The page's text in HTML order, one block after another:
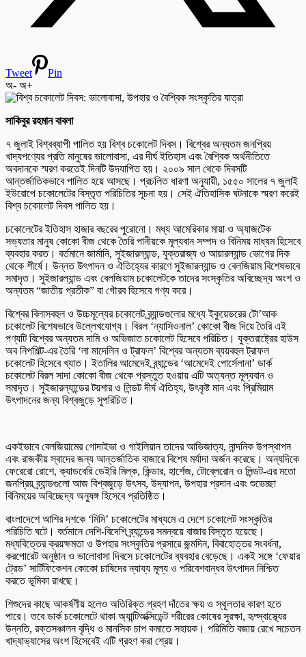
Tweet
Pin
অ- অ+
সাকিবুর রহমান বাবলা
৭ জুলাই বিশ্বব্যাপী পালিত হয় বিশ্ব চকোলেট দিবস। বিশ্বের অন্যতম জনপ্রিয়
খাদ্যপণ্যের প্রতি মানুষের ভালোবাসা, এর দীর্ঘ ইতিহাস এবং বৈশ্বিক অর্থনীতিতে
অবদানকে স্মরণ করতেই দিনটি উদযাপিত হয়। ২০০৯ সাল থেকে দিবসটি
আন্তর্জাতিকভাবে পালিত হয়ে আসছে। প্রচলিত ধারণা অনুযায়ী, ১৫৫০ সালের ৭ জুলাই
ইউরোপে চকোলেটের বিস্তৃত পরিচিতির সূচনা হয়। সেই ঐতিহাসিক ঘটনাকে স্মরণ করেই
বিশ্ব চকোলেট দিবস পালিত হয়।
চকোলেটের ইতিহাস হাজার বছরের পুরোনো। মধ্য আমেরিকার মায়া ও অ্যাজটেক
সভ্যতার মানুষ কোকো বীজ থেকে তৈরি পানীয়কে মূল্যবান সম্পদ ও বিনিময় মাধ্যম হিসেবে
ব্যবহার করত। বর্তমানে জার্মানি, সুইজারল্যান্ড, যুক্তরাজ্য ও আয়ারল্যান্ড ভোগের দিক
থেকে শীর্ষে। উন্নত উৎপাদন ও ঐতিহ্যের কারণে সুইজারল্যান্ড ও বেলজিয়াম বিশেষভাবে
সমাদৃত। সুইজারল্যান্ড এবং বেলজিয়াম চকোলেটকে তাদের সংস্কৃতির অবিচ্ছেদ্য অংশ ও
অন্যতম “জাতীয় প্রতীক” বা গৌরব হিসেবে গণ্য করে।
বিশ্বের বিলাসবহুল ও উচ্চমূল্যের চকোলেট ব্র্যান্ডগুলোর মধ্যে ইকুয়েডরের টো’আক
চকোলেট বিশেষভাবে উল্লেখযোগ্য। বিরল ‘ন্যাসিওনাল’ কোকো বীজ দিয়ে তৈরি এই
পণ্যটি বিশ্বের অন্যতম দামি ও অভিজাত চকোলেট হিসেবে পরিচিত। যুক্তরাষ্ট্রের হাউস
অব নিপশিল্ট-এর তৈরি ‘লা মাদেলিন ও ট্রাফল’ বিশ্বের অন্যতম ব্যয়বহুল ট্রাফল
চকোলেট হিসেবে খ্যাত। ইতালির আমেদেই ব্র্যান্ডের ‘আমেদেই পোর্সেলানা’ ডার্ক
চকোলেট বিরল সাদা কোকো বীজ থেকে প্রস্তুত হওয়ায় এটি অত্যন্ত মূল্যবান ও
সমাদৃত। সুইজারল্যান্ডের টয়শার ও লিন্ডট দীর্ঘ ঐতিহ্য, উৎকৃষ্ট মান এবং প্রিমিয়াম
উৎপাদনের জন্য বিশ্বজুড়ে সুপরিচিত।
একইভাবে বেলজিয়ামের গোদাইভা ও গাইলিয়ান তাদের আভিজাত্য, নান্দনিক উপস্থাপন
এবং রাজকীয় স্বাদের জন্য আন্তর্জাতিক বাজারে বিশেষ মর্যাদা অর্জন করেছে। অন্যদিকে
ফেরেরো রোশে, ক্যাডবেরি ডেইরি মিল্ক, কিন্ডার, হার্শেজ, টোব্লেরোন ও লিন্ডট-এর মতো
জনপ্রিয় ব্র্যান্ডগুলো আজ বিশ্বজুড়ে উৎসব, উদ্যাপন, উপহার প্রদান এবং শুভেচ্ছা
বিনিময়ের অবিচ্ছেদ্য অনুষঙ্গ হিসেবে প্রতিষ্ঠিত।
বাংলাদেশে আশির দশকে ‘মিমি’ চকোলেটের মাধ্যমে এ দেশে চকোলেট সংস্কৃতির
পরিচিতি ঘটে। বর্তমানে দেশি-বিদেশি ব্র্যান্ডের সমন্বয়ে বাজার বিস্তৃত হয়েছে।
মধ্যবিত্তের ক্রয়ক্ষমতা ও উপহার সংস্কৃতির প্রসারে জন্মদিন, বিবাহোত্তর সংবর্ধনা,
করপোরেট অনুষ্ঠান ও ভালোবাসা দিবসে চকোলেটের ব্যবহার বেড়েছে। একই সঙ্গে ‘ফেয়ার
ট্রেড’ সার্টিফিকেশন কোকো চাষিদের ন্যায্য মূল্য ও পরিবেশবান্ধব উৎপাদন নিশ্চিত
করতে ভূমিকা রাখছে।
শিশুদের কাছে আকর্ষণীয় হলেও অতিরিক্ত গ্রহণ দাঁতের ক্ষয় ও স্থূলতার কারণ হতে
পারে। তবে ডার্ক চকোলেটে থাকা অ্যান্টিঅক্সিডেন্ট শরীরের কোষের সুরক্ষা, হৃদ্স্বাস্থ্যের
উন্নতি, রক্তসঞ্চালন বৃদ্ধি ও মানসিক চাপ কমাতে সহায়ক। পরিমিতি বজায় রেখে সচেতন
খাদ্যাভ্যাসের অংশ হিসেবেই এটি গ্রহণ করা শ্রেয়।